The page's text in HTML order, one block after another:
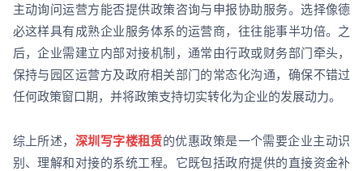
主动询问运营方能否提供政策咨询与申报协助服务。选择像德
必这样具有成熟企业服务体系的运营商，往往能事半功倍。之
后，企业需建立内部对接机制，通常由行政或财务部门牵头，
保持与园区运营方及政府相关部门的常态化沟通，确保不错过
任何政策窗口期，并将政策支持切实转化为企业的发展动力。
综上所述， 深圳写字楼租赁的优惠政策是一个需要企业主动识
别、理解和对接的系统工程。它既包括政府提供的直接资金补